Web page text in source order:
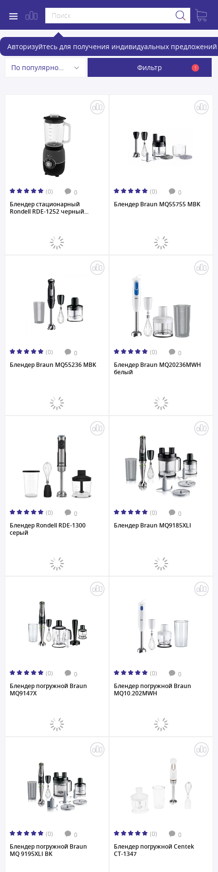
Авторизуйтесь для получения индивидуальных предложений
Блендеры
По популярности Фильтр 1
(0) 0
Блендер стационарный
Rondell RDE-1252 черный...
(0) 0
Блендер Braun MQ55755 MBK
(0) 0
Блендер Braun MQ55236 MBK
(0) 0
Блендер Braun MQ20236MWH
белый
(0) 0
Блендер Rondell RDE-1300
серый
(0) 0
Блендер Braun MQ9185XLI
(0) 0
Блендер погружной Braun
MQ9147X
(0) 0
Блендер погружной Braun
MQ10.202MWH
(0) 0
Блендер погружной Braun
MQ 9195XLI BK
(0) 0
Блендер погружной Centek
CT-1347